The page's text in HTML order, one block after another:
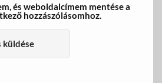
és weboldalcímem mentése a
hozzászólásomhoz.